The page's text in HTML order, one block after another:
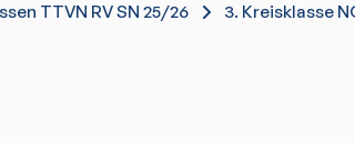
TTVN RV SN 25/26
3. Kreisklasse